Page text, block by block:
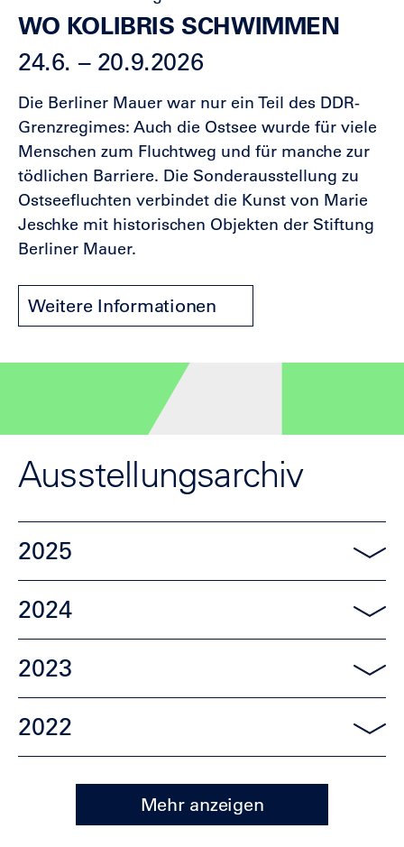
WO KOLIBRIS SCHWIMMEN
24.6. – 20.9.2026
Die Berliner Mauer war nur ein Teil des DDR-
Grenzregimes: Auch die Ostsee wurde für viele
Menschen zum Fluchtweg und für manche zur
tödlichen Barriere. Die Sonderausstellung zu
Ostseefluchten verbindet die Kunst von Marie
Jeschke mit historischen Objekten der Stiftung
Berliner Mauer.
Weitere Informationen
Ausstellungsarchiv
2025
2024
2023
2022
Mehr anzeigen